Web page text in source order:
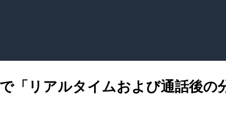
「リアルタイムおよび通話後の